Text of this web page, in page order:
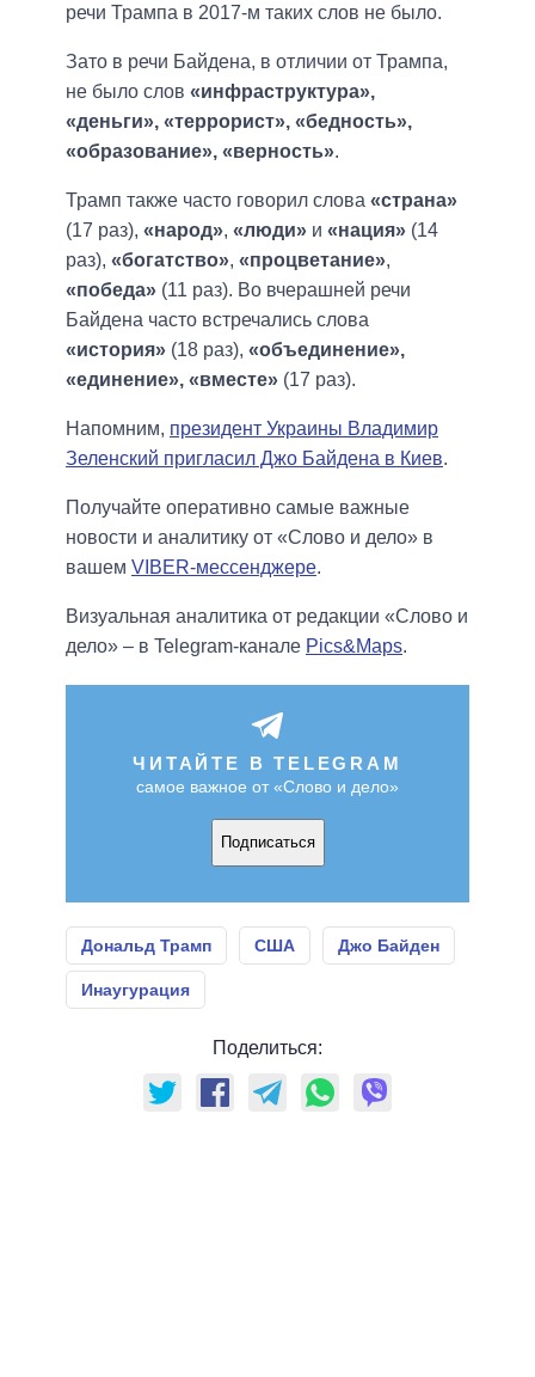
речи Трампа в 2017-м таких слов не было.
Зато в речи Байдена, в отличии от Трампа,
не было слов «инфраструктура»,
«деньги», «террорист», «бедность»,
«образование», «верность».
Трамп также часто говорил слова «страна»
(17 раз), «народ», «люди» и «нация» (14
раз), «богатство», «процветание»,
«победа» (11 раз). Во вчерашней речи
Байдена часто встречались слова
«история» (18 раз), «объединение»,
«единение», «вместе» (17 раз).
Напомним, президент Украины Владимир
Зеленский пригласил Джо Байдена в Киев.
Получайте оперативно самые важные
новости и аналитику от «Слово и дело» в
вашем VIBER-мессенджере.
Визуальная аналитика от редакции «Слово и
дело» – в Telegram-канале Pics&Maps.
ЧИТАЙТЕ В TELEGRAM
самое важное от «Слово и дело»
Подписаться
Дональд Трамп США Джо Байден
Инаугурация
Поделиться: